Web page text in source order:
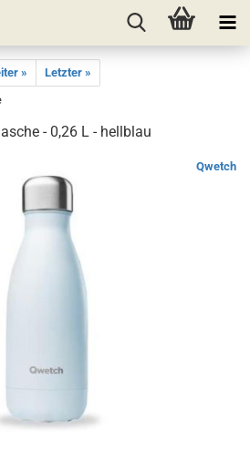
»
Letzter »
- 0,26 L - hellblau
Qwetch